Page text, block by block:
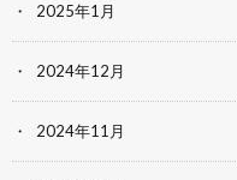
2025年1月
2024年12月
2024年11月